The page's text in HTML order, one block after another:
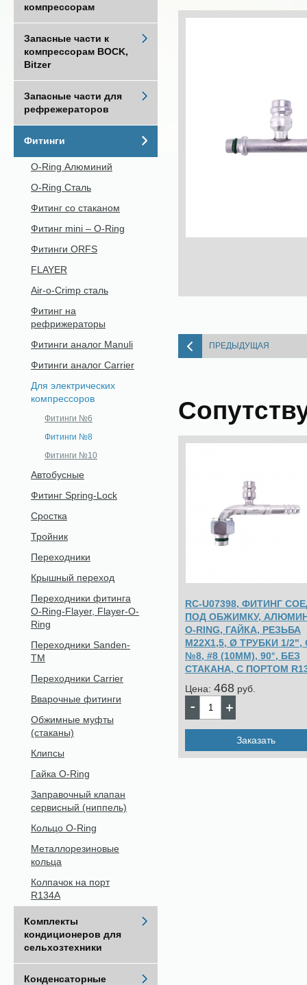
ПРЕДЫДУЩАЯ
RC-U07398, ФИТИНГ
ПОД ОБЖИМКУ,
O-RING, ГАЙКА, РЕЗЬБА
М22Х1,5, Ø ТРУБКИ 1/2",
№8, #8 (10ММ), 90°, БЕЗ
СТАКАНА, С ПОРТОМ
Цена: 468 pуб.
Заказать
компрессорам
Запасные части к
компрессорам BOCK,
Bitzer
Запасные части для
рефрежераторов
Фитинги
O-Ring Алюминий
O-Ring Сталь
Фитинг со стаканом
Фитинг mini – O-Ring
Фитинги ORFS
FLAYER
Air-o-Crimp сталь
Фитинг на
рефрижераторы
Фитинги аналог Manuli
Фитинги аналог Carrier
Для электрических
компрессоров
Фитинги №6
Фитинги №8
Фитинги №10
Автобусные
Фитинг Spring-Lock
Сростка
Тройник
Переходники
Крышный переход
Переходники фитинга
O-Ring-Flayer, Flayer-O-
Ring
Переходники Sanden-
TM
Переходники Carrier
Вварочные фитинги
Обжимные муфты
(стаканы)
Клипсы
Гайка O-Ring
Заправочный клапан
сервисный (ниппель)
Кольцо O-Ring
Металлорезиновые
кольца
Колпачок на порт
R134A
Комплекты
кондиционеров для
сельхозтехники
Конденсаторные